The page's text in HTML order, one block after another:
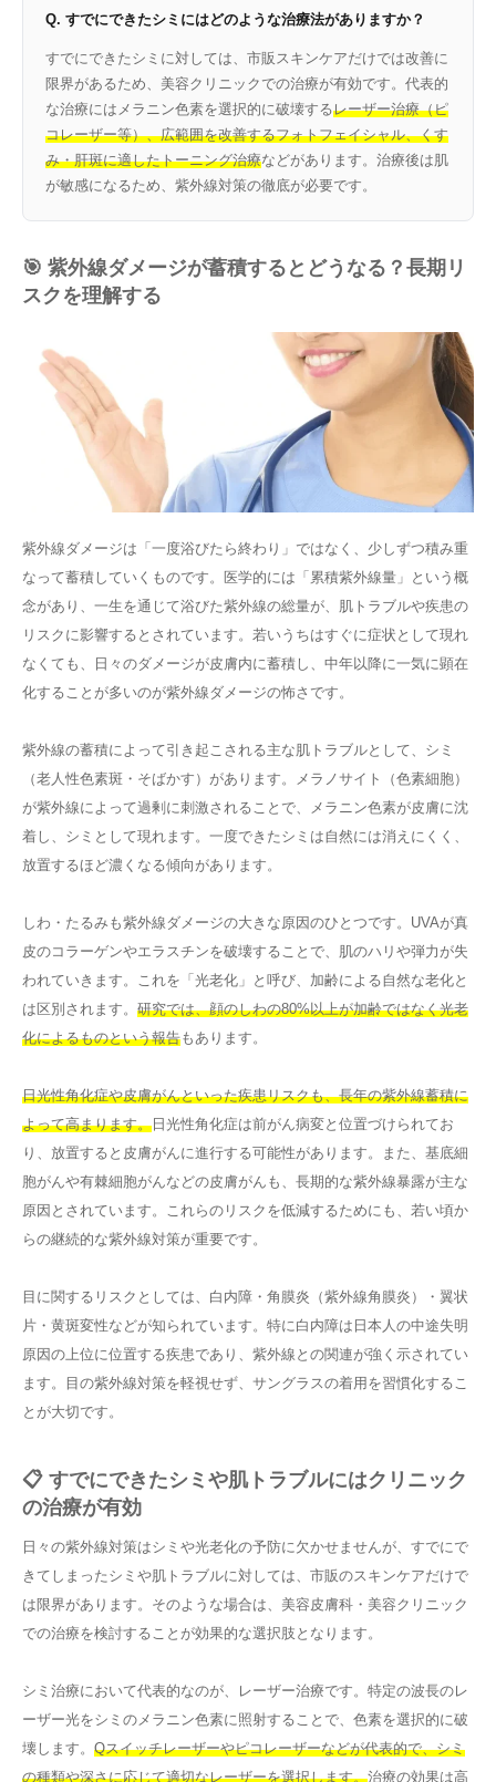
Q. すでにできたシミにはどのような治療法がありますか？
すでにできたシミに対しては、市販スキンケアだけでは改善に
限界があるため、美容クリニックでの治療が有効です。代表的
な治療にはメラニン色素を選択的に破壊するレーザー治療（ピ
コレーザー等）、広範囲を改善するフォトフェイシャル、くす
み・肝斑に適したトーニング治療などがあります。治療後は肌
が敏感になるため、紫外線対策の徹底が必要です。
🎯 紫外線ダメージが蓄積するとどうなる？長期リ
スクを理解する
紫外線ダメージは「一度浴びたら終わり」ではなく、少しずつ積み重
なって蓄積していくものです。医学的には「累積紫外線量」という概
念があり、一生を通じて浴びた紫外線の総量が、肌トラブルや疾患の
リスクに影響するとされています。若いうちはすぐに症状として現れ
なくても、日々のダメージが皮膚内に蓄積し、中年以降に一気に顕在
化することが多いのが紫外線ダメージの怖さです。
紫外線の蓄積によって引き起こされる主な肌トラブルとして、シミ
（老人性色素斑・そばかす）があります。メラノサイト（色素細胞）
が紫外線によって過剰に刺激されることで、メラニン色素が皮膚に沈
着し、シミとして現れます。一度できたシミは自然には消えにくく、
放置するほど濃くなる傾向があります。
しわ・たるみも紫外線ダメージの大きな原因のひとつです。UVAが真
皮のコラーゲンやエラスチンを破壊することで、肌のハリや弾力が失
われていきます。これを「光老化」と呼び、加齢による自然な老化と
は区別されます。 研究では、顔のしわの80%以上が加齢ではなく光老
化によるものという報告もあります。
日光性角化症や皮膚がんといった疾患リスクも、長年の紫外線蓄積に
よって高まります。 日光性角化症は前がん病変と位置づけられてお
り、放置すると皮膚がんに進行する可能性があります。また、基底細
胞がんや有棘細胞がんなどの皮膚がんも、長期的な紫外線暴露が主な
原因とされています。これらのリスクを低減するためにも、若い頃か
らの継続的な紫外線対策が重要です。
目に関するリスクとしては、白内障・角膜炎（紫外線角膜炎）・翼状
片・黄斑変性などが知られています。特に白内障は日本人の中途失明
原因の上位に位置する疾患であり、紫外線との関連が強く示されてい
ます。目の紫外線対策を軽視せず、サングラスの着用を習慣化するこ
とが大切です。
📋 すでにできたシミや肌トラブルにはクリニック
の治療が有効
日々の紫外線対策はシミや光老化の予防に欠かせませんが、すでにで
きてしまったシミや肌トラブルに対しては、市販のスキンケアだけで
は限界があります。そのような場合は、美容皮膚科・美容クリニック
での治療を検討することが効果的な選択肢となります。
シミ治療において代表的なのが、レーザー治療です。特定の波長のレ
ーザー光をシミのメラニン色素に照射することで、色素を選択的に破
壊します。 Qスイッチレーザーやピコレーザーなどが代表的で、シミ
の種類や深さに応じて適切なレーザーを選択します。治療の効果は高